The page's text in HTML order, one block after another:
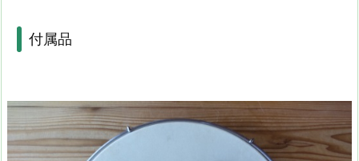
付属品